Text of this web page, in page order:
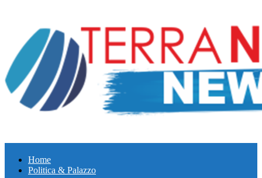
Home
Politica & Palazzo